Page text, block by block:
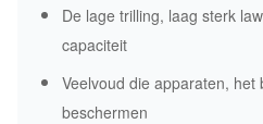
De lage trilling, laag sterk
capaciteit
Veelvoud die apparaten, het
beschermen